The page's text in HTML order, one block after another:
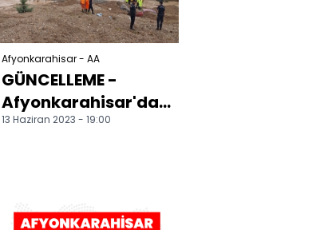
Afyonkarahisar - AA
GÜNCELLEME -
Afyonkarahisar'da
heyelanda iki araç
13 Haziran 2023 - 19:00